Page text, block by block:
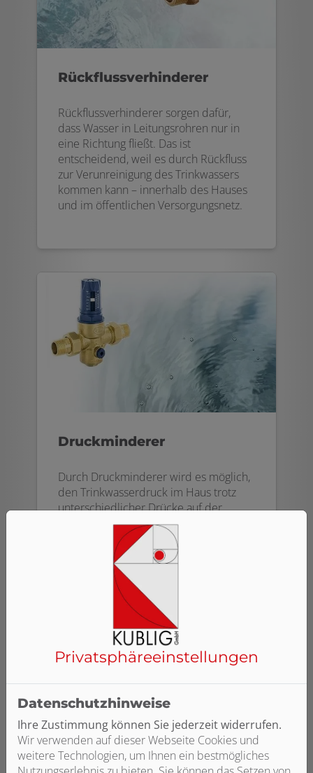
Rückflussverhinderer
Rückflussverhinderer sorgen dafür,
dass Wasser in Leitungsrohren nur in
eine Richtung fließt. Das ist
entscheidend, weil es durch Rückfluss
zur Verunreinigung des Trinkwassers
kommen kann – innerhalb des Hauses
und im öffentlichen Versorgungsnetz.
Druckminderer
Durch Druckminderer wird es möglich,
den Trinkwasserdruck im Haus trotz
unterschiedlicher Drücke auf der
Eingangsseite auf ein gleichmäßiges
Niveau zu regeln. Ist der Druck zu hoch,
wirkt sich das negativ auf den
Wasserverbrauch und die
Geräuschentwicklung in den Armaturen
aus. Weiterer Vorteil: Schäden durch
Überdruck, wie z. B. Rohrbrüche,
werden vermieden.
Privatsphäre­einstellungen
Datenschutzhinweise
Ihre Zustimmung können Sie jederzeit widerrufen.
Wir verwenden auf dieser Webseite Cookies und
weitere Technologien, um Ihnen ein bestmögliches